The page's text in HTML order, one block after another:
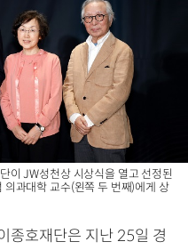
이 JW성천상 시상식을 열고 선정된
과대학 교수(왼쪽 두 번째)에게 상
종호재단은 지난 25일 경